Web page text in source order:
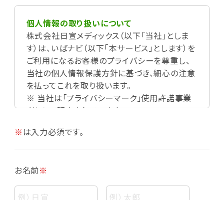
個人情報の取り扱いについて
株式会社日宣メディックス（以下「当社」としま
す）は、いばナビ（以下「本サービス」とします）を
ご利用になるお客様のプライバシーを尊重し、
当社の個人情報保護方針に基づき、細心の注意
を払ってこれを取り扱います。
※ 当社は「プライバシーマーク」使用許諾事業
者として認定されています。
個人情報
※は入力必須です。
お名前※